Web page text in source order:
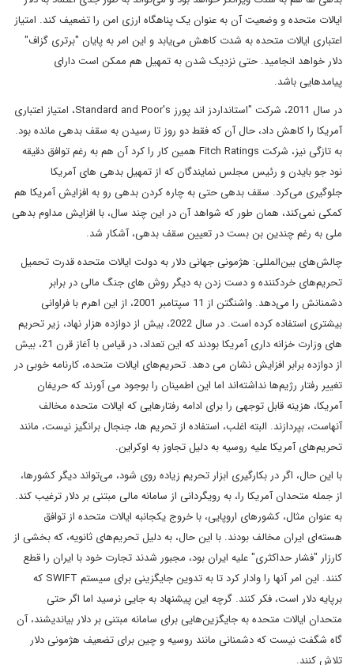
ایالات متحده و وضعیت آن به عنوان یک پناهگاه ارزی امن را تضعیف کند. امتیاز
اعتباری ایالات متحده به شدت کاهش می‌یابد و این امر به پایان "برتری گزاف"
دلار خواهد انجامید. حتی نزدیک شدن به تمهیل هم ممکن است دارای
پیامدهایی باشد.
در سال 2011، شرکت "استانداردز اند پورز Standard and Poor's، امتیاز اعتباری
آمریکا را کاهش داد، حال آن که فقط دو روز تا رسیدن به سقف بدهی مانده بود.
به تازگی نیز، شرکت Fitch Ratings همین کار را کرد آن هم به رغم توافق دقیقه
نود جو بایدن و رئیس مجلس نمایندگان که از تمهیل بدهی های آمریکا
جلوگیری می‌کرد. سقف بدهی حتی به چاره کردن بدهی رو به افزایش آمریکا هم
کمکی نمی‌کند، همان طور که شواهد آن در این چند سال، با افزایش مداوم بدهی
ملی به رغم چندین بن بست در تعیین سقف بدهی، آشکار شد.
چالش‌های بین‌المللی: هژمونی جهانی دلار به دولت ایالات متحده قدرت تحمیل
تحریم‌های خردکننده و دست زدن به دیگر روش های جنگ مالی در برابر
دشمنانش را می‌دهد. واشنگتن از 11 سپتامبر 2001، از این اهرم با فراوانی
بیشتری استفاده کرده است. در سال 2022، بیش از دوازده هزار نهاد، زیر تحریم
های وزارت خزانه داری آمریکا بودند که این تعداد، در قیاس با آغاز قرن 21، بیش
از دوازده برابر افزایش نشان می دهد. تحریم‌های ایالات متحده، کارنامه خوبی در
تغییر رفتار رژیم‌ها نداشته‌اند اما این اطمینان را بوجود می آورند که حریفان
آمریکا، هزینه قابل توجهی را برای ادامه رفتارهایی که ایالات متحده مخالف
آنهاست، بپردازند. البته اغلب، استفاده از تحریم ها، جنجال برانگیز نیست، مانند
تحریم‌های آمریکا علیه روسیه به دلیل تجاوز به اوکراین.
با این حال، اگر در بکارگیری ابزار تحریم زیاده روی شود، می‌تواند دیگر کشورها،
از جمله متحدان آمریکا را، به رویگردانی از سامانه مالی مبتنی بر دلار ترغیب کند.
به عنوان مثال، کشورهای اروپایی، با خروج یکجانبه ایالات متحده از توافق
هسته‌ای ایران مخالف بودند. با این حال، به دلیل تحریم‌های ثانویه، که بخشی از
کارزار "فشار حداکثری" علیه ایران بود، مجبور شدند تجارت خود با ایران را قطع
کنند. این امر آنها را وادار کرد تا به تدوین جایگزینی برای سیستم SWIFT که
برپایه دلار است، فکر کنند. گرچه این پیشنهاد به جایی نرسید اما اگر حتی
متحدان ایالات متحده به جایگزین‌هایی برای سامانه مبتنی بر دلار بیاندیشند، آن
گاه شگفت نیست که دشمنانی مانند روسیه و چین برای تضعیف هژمونی دلار
تلاش کنند.